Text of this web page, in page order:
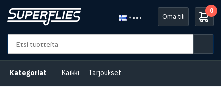
Suomi Oma tili
0
Kategoriat Kaikki Tarjoukset